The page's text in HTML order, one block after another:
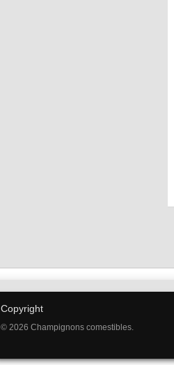
Copyright
© 2026 Champignons comestibles.